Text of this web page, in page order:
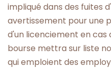
impliqué dans des fuites
avertissement pour une
d'un licenciement en cas
bourse mettra sur liste
qui emploient des